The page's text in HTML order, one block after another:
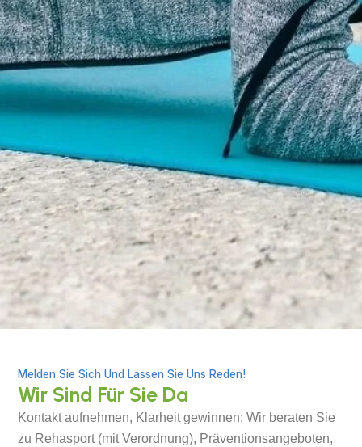
Melden Sie Sich Und Lassen Sie Uns Reden!
Wir Sind Für Sie Da
Kontakt aufnehmen, Klarheit gewinnen: Wir beraten Sie
zu Rehasport (mit Verordnung), Präventionsangeboten,